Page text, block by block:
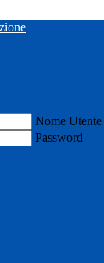
Nome Utente
Password